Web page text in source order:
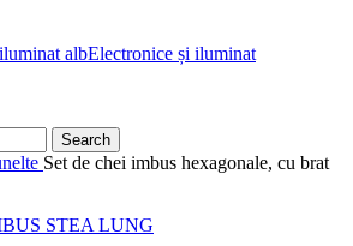
Electronice și iluminat
Search
Set de chei imbus hexagonale, cu brat